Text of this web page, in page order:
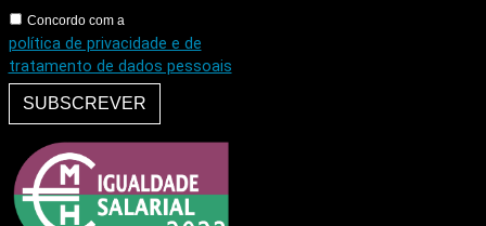
Concordo com a
política de privacidade e de
tratamento de dados pessoais
SUBSCREVER